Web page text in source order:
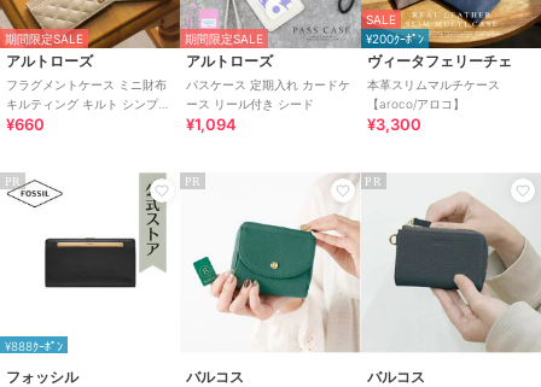
期間限定SALE
アルトローズ
フラグメントケース ミニ財布
キルティング キルト シンプル
ミニ ルルナ
¥660
期間限定SALE
アルトローズ
パスケース 定期入れ カードケ
ース リール付き シード
¥1,094
SALE
¥200ｸｰﾎﾟﾝ
ヴィータフェリーチェ
本革スリムマルチケース
【aroco/アロコ】
¥3,300
PR
¥888ｸｰﾎﾟﾝ
フォッシル
PR
バルコス
PR
バルコス